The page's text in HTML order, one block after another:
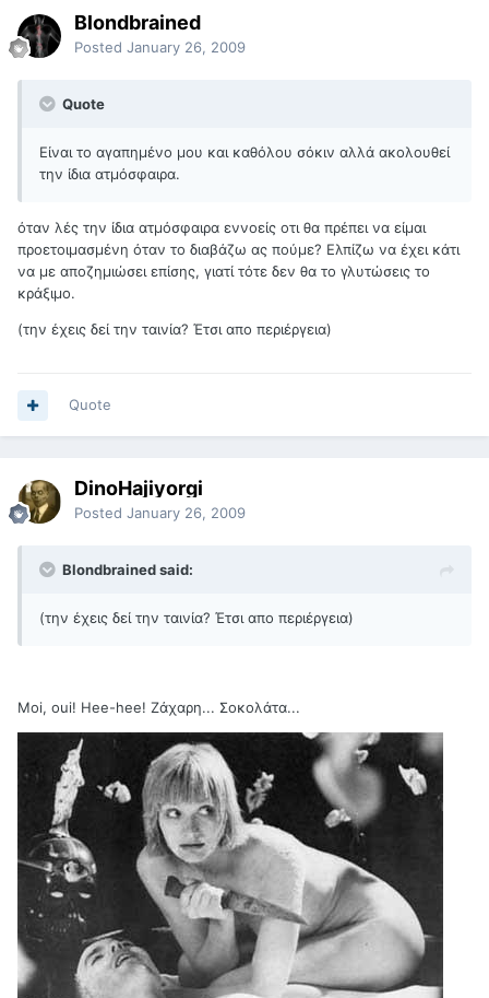
Blondbrained
Posted January 26, 2009
Quote
Είναι το αγαπημένο μου και καθόλου σόκιν αλλά ακολουθεί
την ίδια ατμόσφαιρα.
όταν λές την ίδια ατμόσφαιρα εννοείς οτι θα πρέπει να είμαι
προετοιμασμένη όταν το διαβάζω ας πούμε? Ελπίζω να έχει κάτι
να με αποζημιώσει επίσης, γιατί τότε δεν θα το γλυτώσεις το
κράξιμο.
(την έχεις δεί την ταινία? Έτσι απο περιέργεια)
Quote
DinoHajiyorgi
Posted January 26, 2009
Blondbrained said:
(την έχεις δεί την ταινία? Έτσι απο περιέργεια)
Moi, oui! Hee-hee! Ζάχαρη... Σοκολάτα...